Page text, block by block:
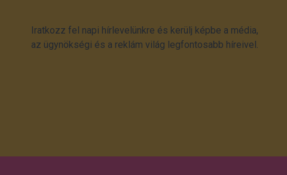
Iratkozz fel napi hírlevelünkre és kerülj képbe a média,
az ügynökségi és a reklám világ legfontosabb híreivel.